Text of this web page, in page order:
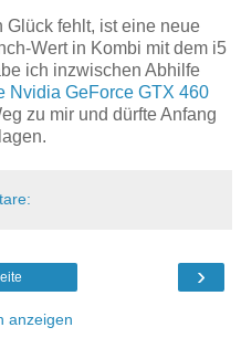
Glück fehlt, ist eine neue
Wert in Kombi mit dem i5
ich inzwischen Abhilfe
Nvidia GeForce GTX 460
zu mir und dürfte Anfang
›
anzeigen